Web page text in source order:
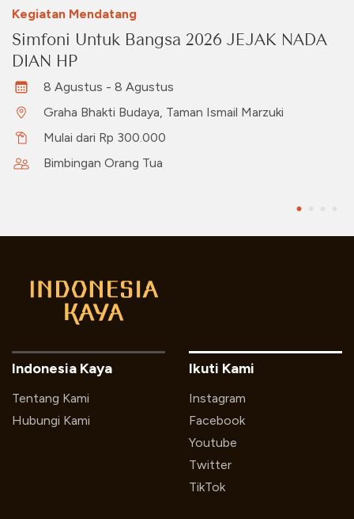
Kegiatan Mendatang
Simfoni Untuk Bangsa 2026 JEJAK NADA
DIAN HP
8 Agustus - 8 Agustus
Graha Bhakti Budaya, Taman Ismail Marzuki
Mulai dari Rp 300.000
Bimbingan Orang Tua
Indonesia Kaya
Tentang Kami
Hubungi Kami
Ikuti Kami
Instagram
Facebook
Youtube
Twitter
TikTok